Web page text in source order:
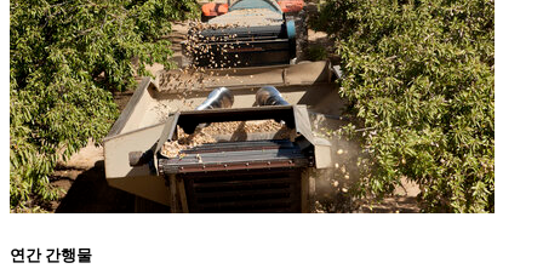
연간 간행물